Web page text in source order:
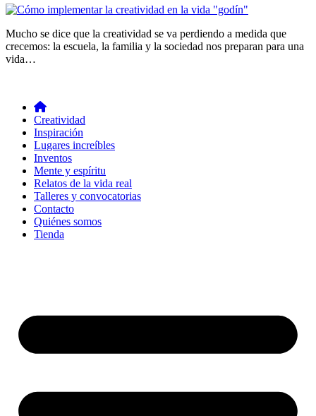
Mucho se dice que la creatividad se va perdiendo a medida que
crecemos: la escuela, la familia y la sociedad nos preparan para una
vida…
Creatividad
Inspiración
Lugares increíbles
Inventos
Mente y espíritu
Relatos de la vida real
Talleres y convocatorias
Contacto
Quiénes somos
Tienda